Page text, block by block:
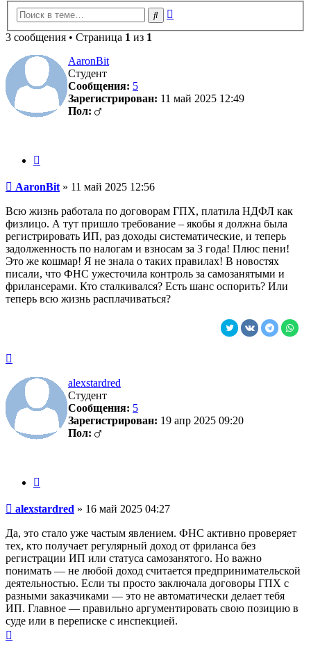
Поиск
3 сообщения • Страница 1 из 1
AaronBit
Студент
Сообщения: 5
Зарегистрирован: 11 май 2025 12:49
Пол:
Сообщение
AaronBit » 11 май 2025 12:56
Всю жизнь работала по договорам ГПХ, платила НДФЛ как
физлицо. А тут пришло требование – якобы я должна была
регистрировать ИП, раз доходы систематические, и теперь
задолженность по налогам и взносам за 3 года! Плюс пени!
Это же кошмар! Я не знала о таких правилах! В новостях
писали, что ФНС ужесточила контроль за самозанятыми и
фрилансерами. Кто сталкивался? Есть шанс оспорить? Или
теперь всю жизнь расплачиваться?
началу
alexstardred
Студент
Сообщения: 5
Зарегистрирован: 19 апр 2025 09:20
Пол:
Сообщение
alexstardred » 16 май 2025 04:27
Да, это стало уже частым явлением. ФНС активно проверяет
тех, кто получает регулярный доход от фриланса без
регистрации ИП или статуса самозанятого. Но важно
понимать — не любой доход считается предпринимательской
деятельностью. Если ты просто заключала договоры ГПХ с
разными заказчиками — это не автоматически делает тебя
ИП. Главное — правильно аргументировать свою позицию в
суде или в переписке с инспекцией.